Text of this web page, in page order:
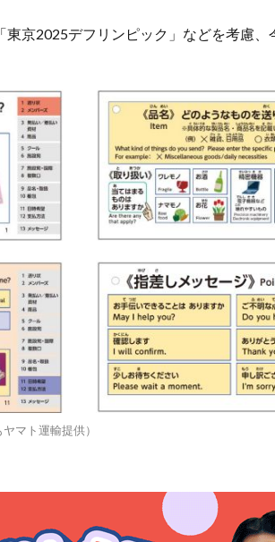
京2025デフリンピック」などを考慮、
マト運輸提供）